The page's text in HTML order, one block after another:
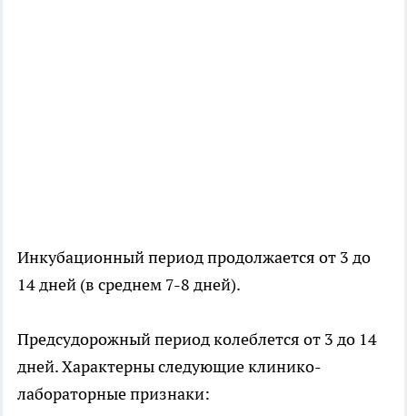
Инкубационный период продолжается от 3 до
14 дней (в среднем 7-8 дней).
Предсудорожный период колеблется от 3 до 14
дней. Характерны следующие клинико-
лабораторные признаки: